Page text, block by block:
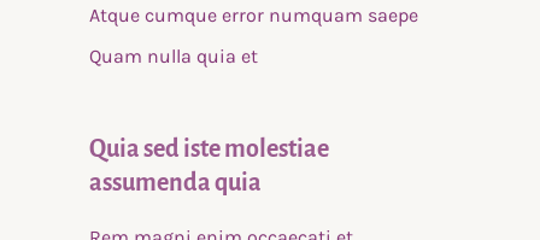
Atque cumque error numquam saepe
Quam nulla quia et
Quia sed iste molestiae
assumenda quia